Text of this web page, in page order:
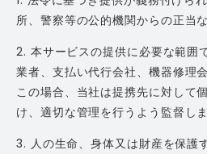
所、警察等の公的機関からの正当
2. 本サービスの提供に必要な範囲
業者、支払い代行会社、機器修理
この場合、当社は提携先に対して
け、適切な管理を行うよう監督しま
3. 人の生命、身体又は財産を保護